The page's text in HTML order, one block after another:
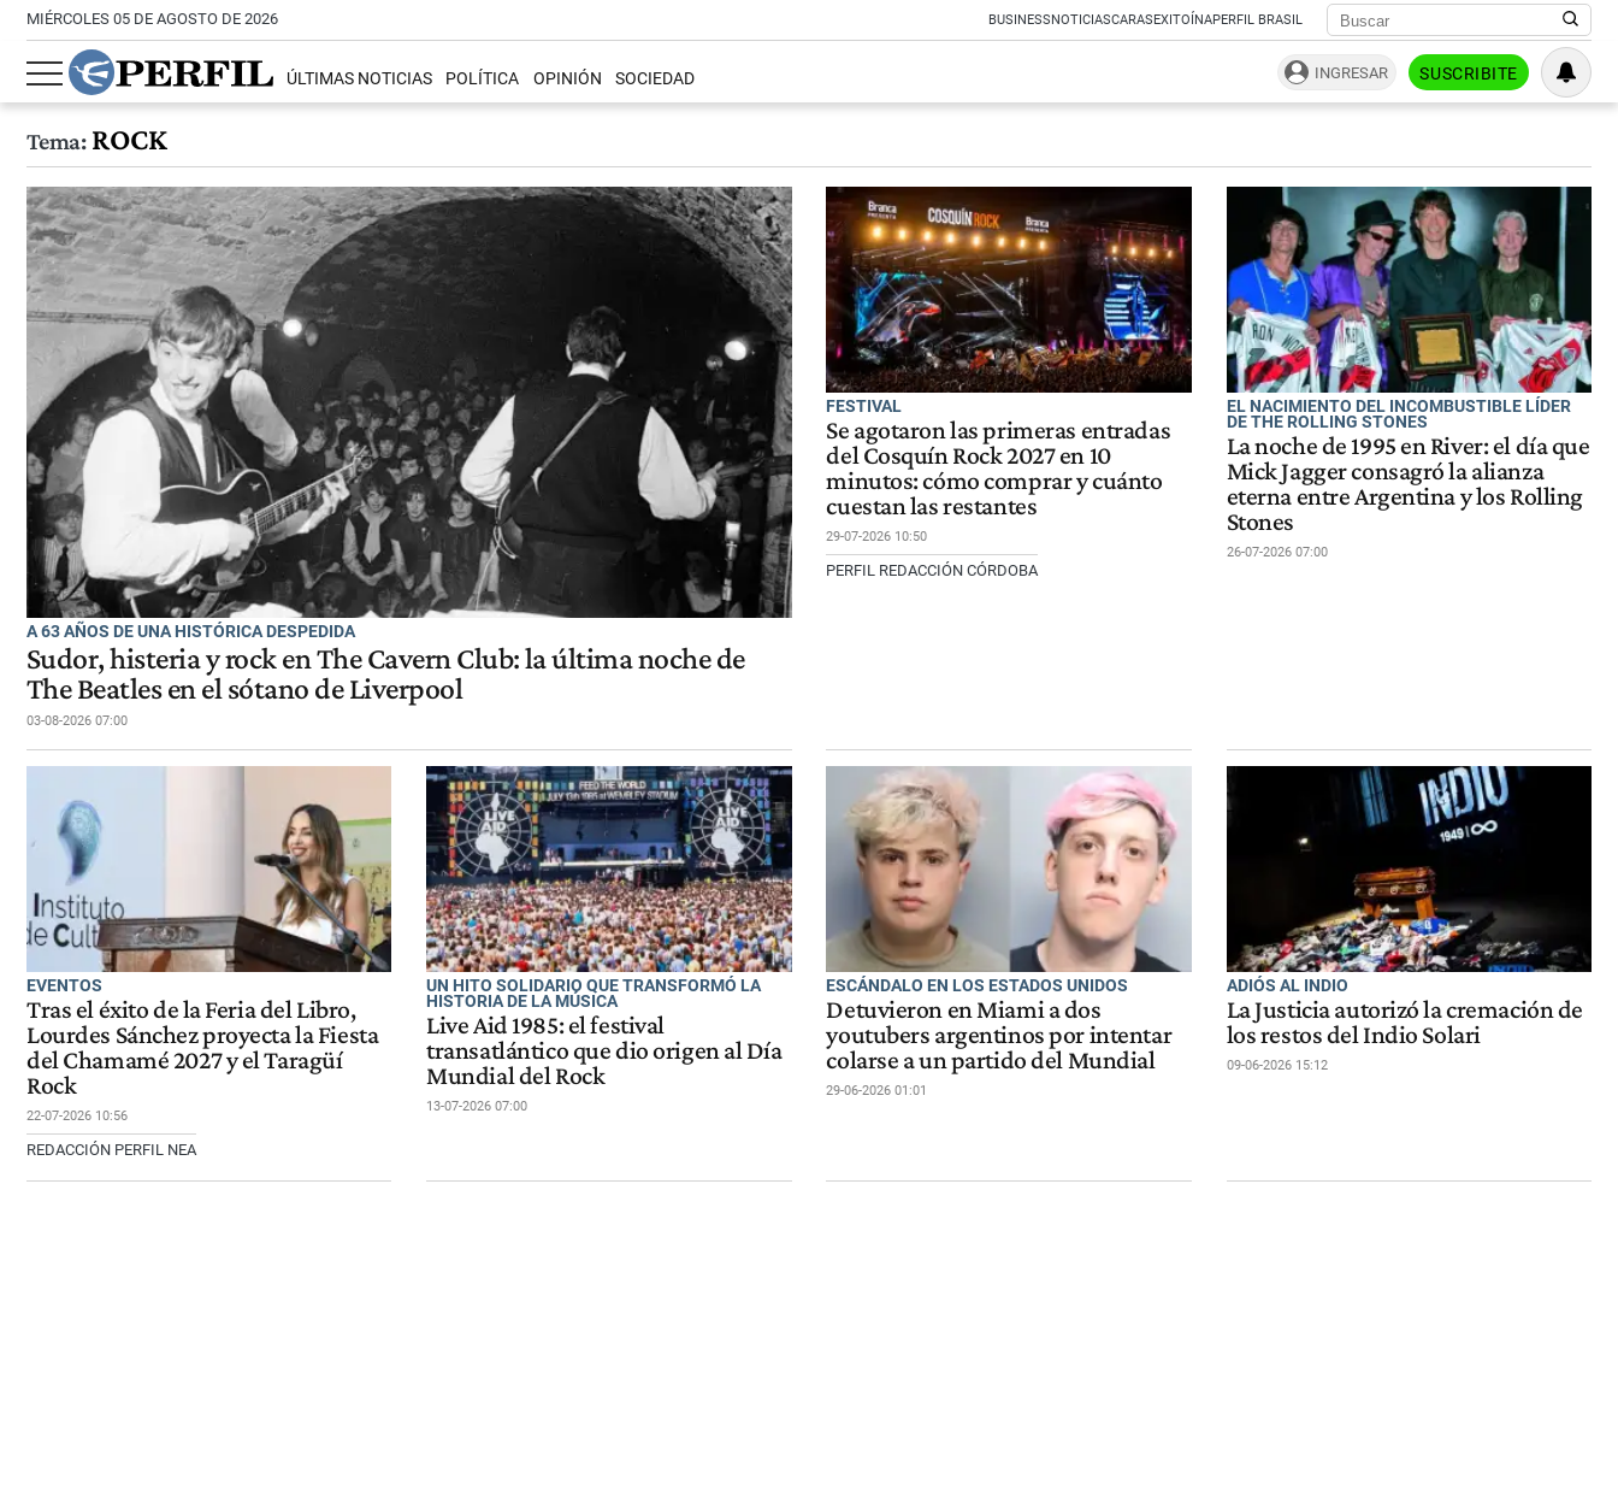
MIÉRCOLES 05 DE AGOSTO DE 2026 BUSINESSNOTICIASCARASEXITOÍNAPERFIL BRASIL
ÚLTIMAS NOTICIAS POLÍTICA OPINIÓN SOCIEDAD INGRESAR SUSCRIBITE
Tema:ROCK
A 63 AÑOS DE UNA HISTÓRICA DESPEDIDA
Sudor, histeria y rock en The Cavern Club: la última noche de
The Beatles en el sótano de Liverpool
03-08-2026 07:00
FESTIVAL
Se agotaron las primeras entradas
del Cosquín Rock 2027 en 10
minutos: cómo comprar y cuánto
cuestan las restantes
29-07-2026 10:50
PERFIL REDACCIÓN CÓRDOBA
EL NACIMIENTO DEL INCOMBUSTIBLE LÍDER
DE THE ROLLING STONES
La noche de 1995 en River: el día que
Mick Jagger consagró la alianza
eterna entre Argentina y los Rolling
Stones
26-07-2026 07:00
EVENTOS
Tras el éxito de la Feria del Libro,
Lourdes Sánchez proyecta la Fiesta
del Chamamé 2027 y el Taragüí
Rock
22-07-2026 10:56
REDACCIÓN PERFIL NEA
UN HITO SOLIDARIO QUE TRANSFORMÓ LA
HISTORIA DE LA MÚSICA
Live Aid 1985: el festival
transatlántico que dio origen al Día
Mundial del Rock
13-07-2026 07:00
ESCÁNDALO EN LOS ESTADOS UNIDOS
Detuvieron en Miami a dos
youtubers argentinos por intentar
colarse a un partido del Mundial
29-06-2026 01:01
ADIÓS AL INDIO
La Justicia autorizó la cremación de
los restos del Indio Solari
09-06-2026 15:12